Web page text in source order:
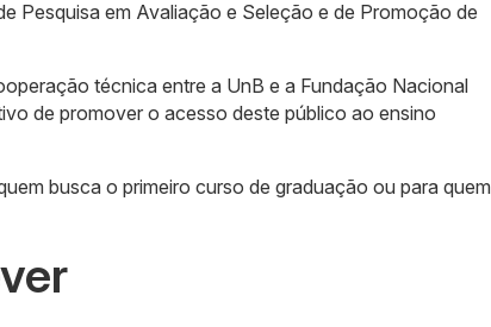
Pesquisa em Avaliação e Seleção e de Promoção de
técnica entre a UnB e a Fundação Nacional
de promover o acesso deste público ao ensino
busca o primeiro curso de graduação ou para quem